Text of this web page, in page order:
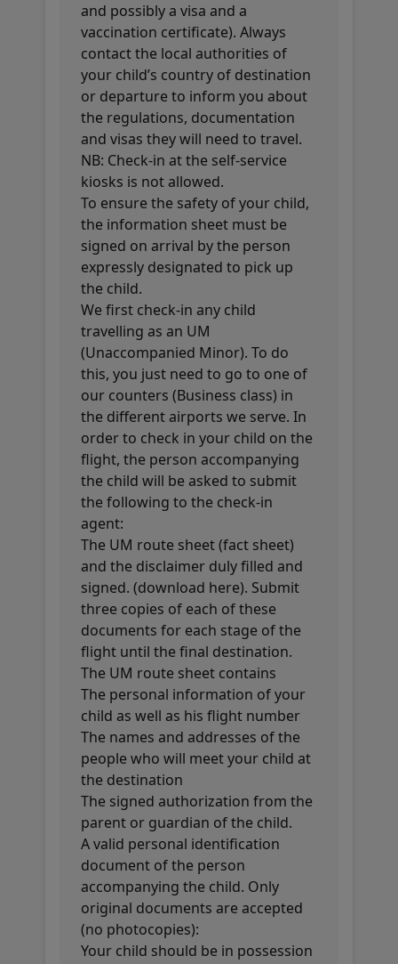
and possibly a visa and a
vaccination certificate). Always
contact the local authorities of
your child’s country of destination
or departure to inform you about
the regulations, documentation
and visas they will need to travel.
NB: Check-in at the self-service
kiosks is not allowed.
To ensure the safety of your child,
the information sheet must be
signed on arrival by the person
expressly designated to pick up
the child.
We first check-in any child
travelling as an UM
(Unaccompanied Minor). To do
this, you just need to go to one of
our counters (Business class) in
the different airports we serve. In
order to check in your child on the
flight, the person accompanying
the child will be asked to submit
the following to the check-in
agent:
The UM route sheet (fact sheet)
and the disclaimer duly filled and
signed. (download here). Submit
three copies of each of these
documents for each stage of the
flight until the final destination.
The UM route sheet contains
The personal information of your
child as well as his flight number
The names and addresses of the
people who will meet your child at
the destination
The signed authorization from the
parent or guardian of the child.
A valid personal identification
document of the person
accompanying the child. Only
original documents are accepted
(no photocopies):
Your child should be in possession